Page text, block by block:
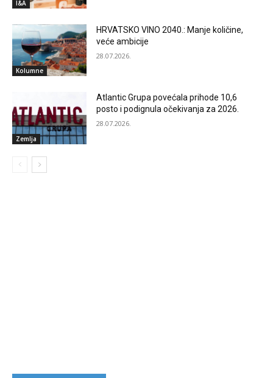
I&A
Kolumne
HRVATSKO VINO 2040.: Manje količine,
veće ambicije
28.07.2026.
Zemlja
Atlantic Grupa povećala prihode 10,6
posto i podignula očekivanja za 2026.
28.07.2026.